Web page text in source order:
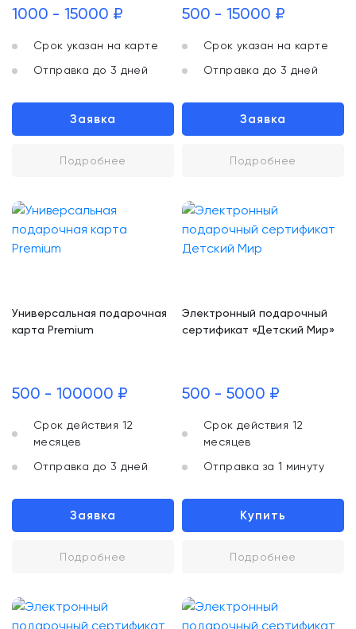
1000 - 15000 ₽
Срок указан на карте
Отправка до 3 дней
Заявка
Подробнее
500 - 15000 ₽
Срок указан на карте
Отправка до 3 дней
Заявка
Подробнее
Универсальная подарочная
карта Premium
500 - 100000 ₽
Срок действия 12
месяцев
Отправка до 3 дней
Заявка
Подробнее
Электронный подарочный
сертификат «Детский Мир»
500 - 5000 ₽
Срок действия 12
месяцев
Отправка за 1 минуту
Купить
Подробнее